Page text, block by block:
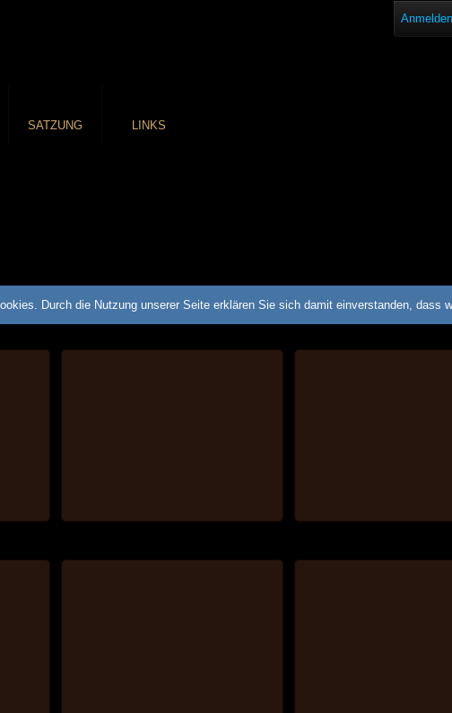
SATZUNG LINKS
Durch die Nutzung unserer Seite erklären Sie sich damit einverstanden, dass